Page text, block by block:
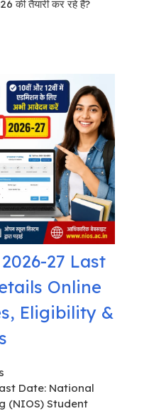
तैयारी कर रहे हैं?
27 Last
Online
Eligibility &
Date: National
(NIOS) Student